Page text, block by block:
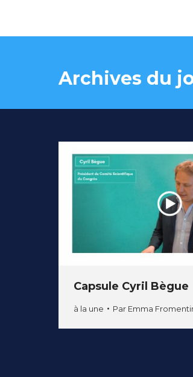
Archives du
Capsule Cyril Bègue
à la une Par Emma